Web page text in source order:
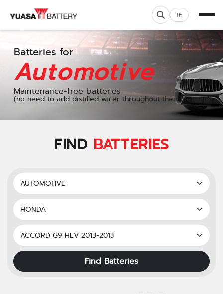
TH
Batteries for
Automotive
Maintenance-free batteries
(no need to add distilled water throughout their lifespan)
FIND BATTERIES
Find Batteries